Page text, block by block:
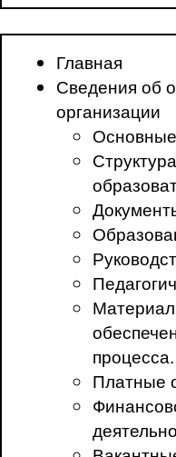
Главная
Сведения об
организации
Платные